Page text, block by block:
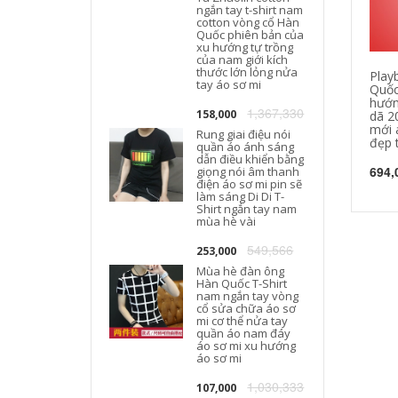
ngắn tay t-shirt nam
cotton vòng cổ Hàn
Quốc phiên bản của
xu hướng tự trồng
của nam giới kích
thước lớn lỏng nửa
tay áo sơ mi
158,000 1,367,330
Rung giai điệu nói
quần áo ánh sáng
dẫn điều khiển bằng
giọng nói âm thanh
điện áo sơ mi pin sẽ
làm sáng Di Di T-
Shirt ngắn tay nam
mùa hè vài
253,000 549,566
Mùa hè đàn ông
Hàn Quốc T-Shirt
nam ngắn tay vòng
cổ sửa chữa áo sơ
mi cơ thể nửa tay
quần áo nam đáy
áo sơ mi xu hướng
áo sơ mi
107,000 1,030,333
dã
mới
đẹp